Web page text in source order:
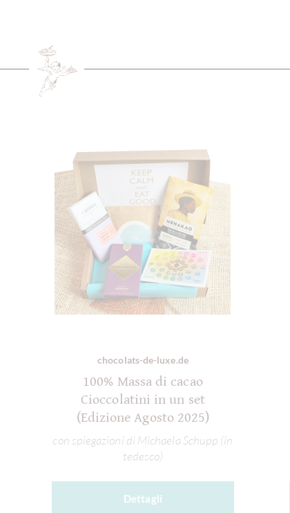
chocolats-de-luxe.de
100% Massa di cacao
Cioccolatini in un set
(Edizione Agosto 2025)
con spiegazioni di Michaela Schupp (in
tedesco)
Dettagli